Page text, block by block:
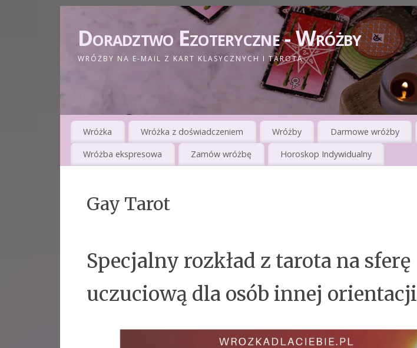
Doradztwo Ezoteryczne - Wróżby
WRÓŻBY NA E-MAIL Z KART KLASYCZNYCH I TAROTA
Wróżka Wróżka z doświadczeniem Wróżby Darmowe wróżby
Wróżba ekspresowa Zamów wróżbę Horoskop Indywidualny
Gay Tarot
Specjalny rozkład z tarota na sferę
uczuciową dla osób innej orientacji